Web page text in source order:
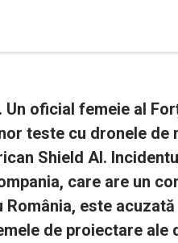
oficial femeie al
teste cu dronele de
Shield AI.
care are un
este
de proiectare ale